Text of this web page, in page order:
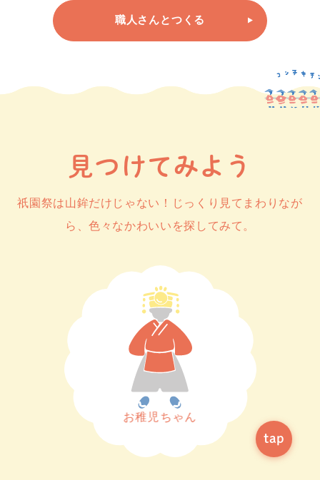
職人さんとつくる
見つけてみよう
祇園祭は山鉾だけじゃない！じっくり見てまわりなが
ら、色々なかわいいを探してみて。
お稚児ちゃん